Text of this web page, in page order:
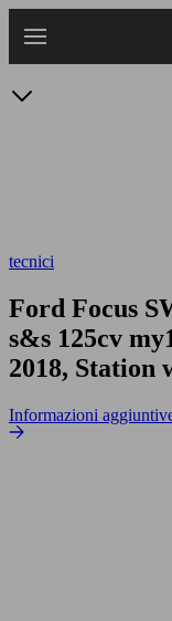
tecnici
Ford Focus
s&s 125cv
2018, Station
Informazioni